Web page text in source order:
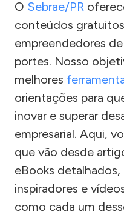
O Sebrae/PR
conteúdos
empreendedores
portes. Nosso
melhores
orientações para
inovar e superar
empresarial. Aqui,
que vão desde
eBooks
inspiradores e
como cada um